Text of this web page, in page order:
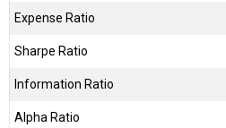
Expense Ratio
Sharpe Ratio
Information Ratio
Alpha Ratio